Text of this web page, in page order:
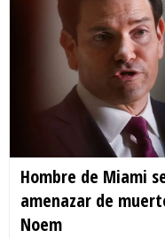
Hombre de Miami
amenazar de
Noem